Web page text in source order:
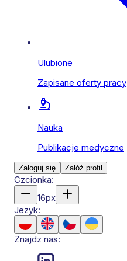
Ulubione
Zapisane oferty pracy
Nauka
Publikacje medyczne
Zaloguj się Załóż profil
Czcionka:
16px
Jezyk:
Znajdz nas: